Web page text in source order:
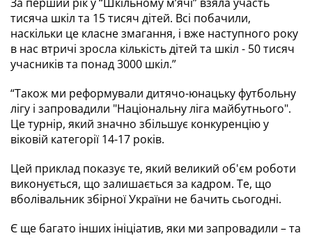
тисяча шкіл та 15 тисяч дітей. Всі побачили,
наскільки це класне змагання, і вже наступного року
в нас втричі зросла кількість дітей та шкіл - 50 тисяч
учасників та понад 3000 шкіл.”
“Також ми реформували дитячо-юнацьку футбольну
лігу і запровадили "Національну ліга майбутнього".
Це турнір, який значно збільшує конкуренцію у
віковій категорії 14-17 років.
Цей приклад показує те, який великий об'єм роботи
виконується, що залишається за кадром. Те, що
вболівальник збірної України не бачить сьогодні.
Є ще багато інших ініціатив, яки ми запровадили – та